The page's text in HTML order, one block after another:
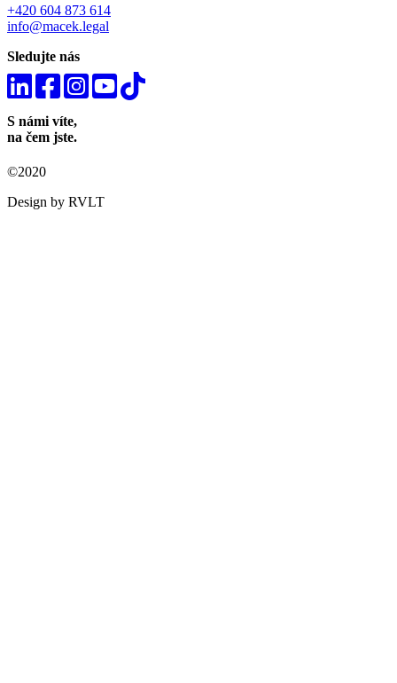
+420 604 873 614
info@macek.legal
Sledujte nás
S námi víte,
na čem jste.
©2020
Design by RVLT